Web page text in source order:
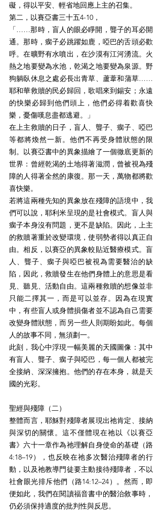
礙，得以平安、輕省地回應上主的召集。
第二，以賽亞書三十五4-10，
「……那時，盲人的眼必睜開，聾子的耳必開
通。那時，瘸子必跳躍如鹿，啞巴的舌頭必歡
呼。在曠野有水噴出，在沙漠有江河湧流。火
熱之地要變為水池，乾渴之地要變為泉源。野
狗躺臥休息之處必長出青草、蘆葦和蒲草……
耶和華救贖的民必歸回，歌唱來到錫安；永遠
的快樂必歸到他們頭上，他們必得着歡喜快
樂，憂傷嘆息盡都逃避。」
在上主救贖的日子，盲人、聾子、瘸子、啞巴
等都將煥然一新。他們不再受身體狀態的限
制。以賽亞書中的異象描繪了一個徹底更新的
世界：曾經乾渴的土地得著滋潤，曾被視為殘
障的人得著全然的康復。那一天，萬物都將歡
喜快樂。
若將這兩種先知的異象放在殘障的語境中，我
們可以說，耶利米呈現的是社會模式。盲人與
瘸子本身沒有問題，更不是缺陷。因此，上主
的救贖著重於改變環境，使弱勢者得以真正自
由。相反，以賽亞的異象較貼近醫療模式。盲
人、聾子、瘸子與啞巴被視為需要醫治的缺
陷，因此，救贖發生在他們身體上的意思是看
見、聽見、活動自由。這兩種救贖的想像並非
只能二擇其一，而是可以並存。因為在現實
中，有些盲人或身體損傷者並不認為自己需要
改變身體狀態，而另一些人則期盼如此。每個
人的故事不同，無須劃一。
此刻，我心中浮現一幅美麗的天國圖像：其中
有盲人、聾子、瘸子與啞巴，每一個人都被完
全接納、深深擁抱。他們的存在本身，就是天
國的光彩。
聖經與殘障（二）
整體而言，耶穌對殘障者展現出祂肯定、接納
與深切的關懷。這不僅體現在祂以《以賽亞
書》六十一章作為祂理解自身使命的基礎（路
4:18–19），也反映在祂多次醫治殘障者的行
動，以及祂教導門徒要主動接待殘障者，不以
社會眼光排斥他們（路14:12–24）。然而，即
便如此，我們在閱讀福音書中的醫治敘事時，
仍必須保持適度的批判性與反思。